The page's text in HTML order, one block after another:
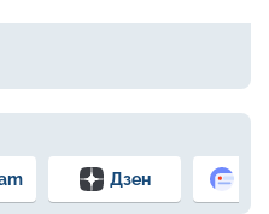
Дзен